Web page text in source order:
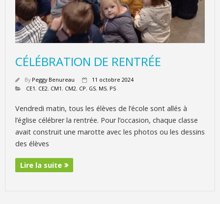
CÉLÉBRATION DE RENTRÉE
By Peggy Benureau
11 octobre 2024
CE1, CE2, CM1, CM2, CP, GS, MS, PS
Vendredi matin, tous les élèves de l’école sont allés à
l’église célébrer la rentrée. Pour l’occasion, chaque classe
avait construit une marotte avec les photos ou les dessins
des élèves
Lire la suite